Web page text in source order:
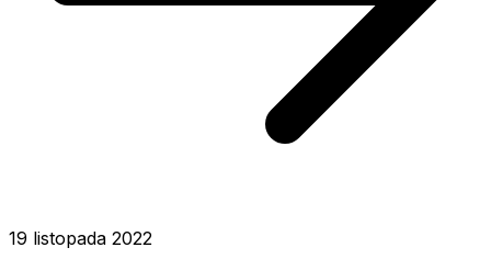
19 listopada 2022